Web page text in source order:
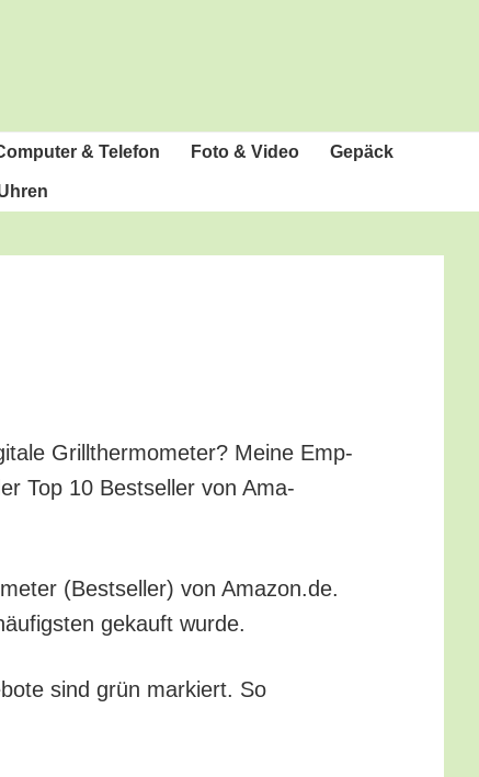
& Telefon Foto & Video Gepäck
Grill­ther­mo­me­ter? Mei­ne Emp­
Top 10 Best­sel­ler von Ama­
(Best­sel­ler) von Amazon.de.
gekauft wurde.
sind grün mar­kiert. So